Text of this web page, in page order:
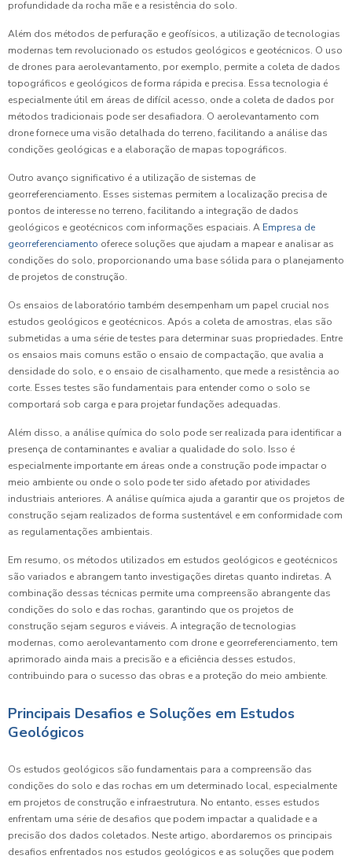
profundidade da rocha mãe e a resistência do solo.
Além dos métodos de perfuração e geofísicos, a utilização de tecnologias
modernas tem revolucionado os estudos geológicos e geotécnicos. O uso
de drones para aerolevantamento, por exemplo, permite a coleta de dados
topográficos e geológicos de forma rápida e precisa. Essa tecnologia é
especialmente útil em áreas de difícil acesso, onde a coleta de dados por
métodos tradicionais pode ser desafiadora. O aerolevantamento com
drone fornece uma visão detalhada do terreno, facilitando a análise das
condições geológicas e a elaboração de mapas topográficos.
Outro avanço significativo é a utilização de sistemas de
georreferenciamento. Esses sistemas permitem a localização precisa de
pontos de interesse no terreno, facilitando a integração de dados
geológicos e geotécnicos com informações espaciais. A Empresa de
georreferenciamento oferece soluções que ajudam a mapear e analisar as
condições do solo, proporcionando uma base sólida para o planejamento
de projetos de construção.
Os ensaios de laboratório também desempenham um papel crucial nos
estudos geológicos e geotécnicos. Após a coleta de amostras, elas são
submetidas a uma série de testes para determinar suas propriedades. Entre
os ensaios mais comuns estão o ensaio de compactação, que avalia a
densidade do solo, e o ensaio de cisalhamento, que mede a resistência ao
corte. Esses testes são fundamentais para entender como o solo se
comportará sob carga e para projetar fundações adequadas.
Além disso, a análise química do solo pode ser realizada para identificar a
presença de contaminantes e avaliar a qualidade do solo. Isso é
especialmente importante em áreas onde a construção pode impactar o
meio ambiente ou onde o solo pode ter sido afetado por atividades
industriais anteriores. A análise química ajuda a garantir que os projetos de
construção sejam realizados de forma sustentável e em conformidade com
as regulamentações ambientais.
Em resumo, os métodos utilizados em estudos geológicos e geotécnicos
são variados e abrangem tanto investigações diretas quanto indiretas. A
combinação dessas técnicas permite uma compreensão abrangente das
condições do solo e das rochas, garantindo que os projetos de
construção sejam seguros e viáveis. A integração de tecnologias
modernas, como aerolevantamento com drone e georreferenciamento, tem
aprimorado ainda mais a precisão e a eficiência desses estudos,
contribuindo para o sucesso das obras e a proteção do meio ambiente.
Principais Desafios e Soluções em Estudos
Geológicos
Os estudos geológicos são fundamentais para a compreensão das
condições do solo e das rochas em um determinado local, especialmente
em projetos de construção e infraestrutura. No entanto, esses estudos
enfrentam uma série de desafios que podem impactar a qualidade e a
precisão dos dados coletados. Neste artigo, abordaremos os principais
desafios enfrentados nos estudos geológicos e as soluções que podem